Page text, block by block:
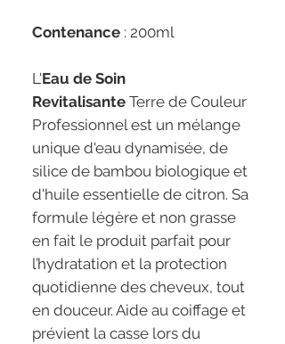
Contenance : 200ml
L'Eau de Soin
Revitalisante Terre de Couleur
Professionnel est un mélange
unique d'eau dynamisée, de
silice de bambou biologique et
d'huile essentielle de citron. Sa
formule légère et non grasse
en fait le produit parfait pour
l’hydratation et la protection
quotidienne des cheveux, tout
en douceur. Aide au coiffage et
prévient la casse lors du